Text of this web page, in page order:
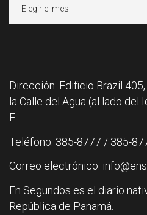
Dirección: Edificio Brazil
la Calle del Agua (al lado del
F.
Teléfono: 385-8777 / 385-
Correo electrónico:
En Segundos es el diario
República de Panamá.